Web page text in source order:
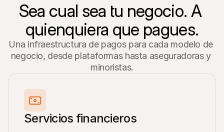
Sea cual sea tu negocio. A
quienquiera que pagues.
Una infraestructura de pagos para cada modelo de
negocio, desde plataformas hasta aseguradoras y
minoristas.
Servicios financieros